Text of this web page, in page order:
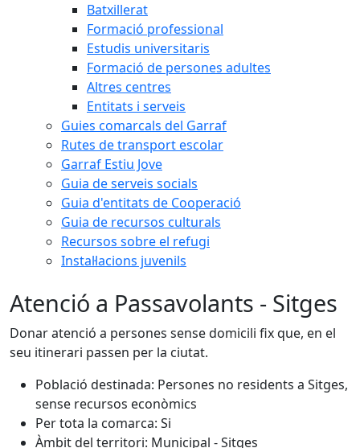
Batxillerat
Formació professional
Estudis universitaris
Formació de persones adultes
Altres centres
Entitats i serveis
Guies comarcals del Garraf
Rutes de transport escolar
Garraf Estiu Jove
Guia de serveis socials
Guia d'entitats de Cooperació
Guia de recursos culturals
Recursos sobre el refugi
Instal·lacions juvenils
Atenció a Passavolants - Sitges
Donar atenció a persones sense domicili fix que, en el
seu itinerari passen per la ciutat.
Població destinada: Persones no residents a Sitges,
sense recursos econòmics
Per tota la comarca: Si
Àmbit del territori: Municipal - Sitges